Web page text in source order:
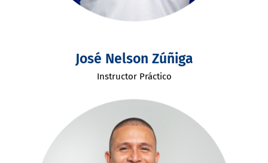
José Nelson Zúñiga
Instructor Práctico